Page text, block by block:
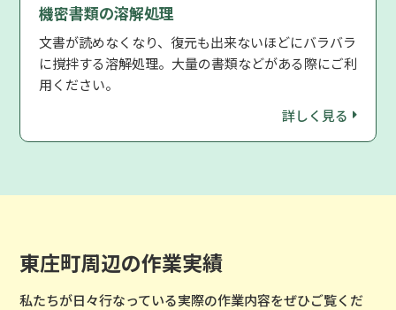
機密書類の溶解処理
文書が読めなくなり、復元も出来ないほどにバラバラ
に撹拌する溶解処理。大量の書類などがある際にご利
用ください。
詳しく見る
東庄町周辺の作業実績
私たちが日々行なっている実際の作業内容をぜひご覧くだ